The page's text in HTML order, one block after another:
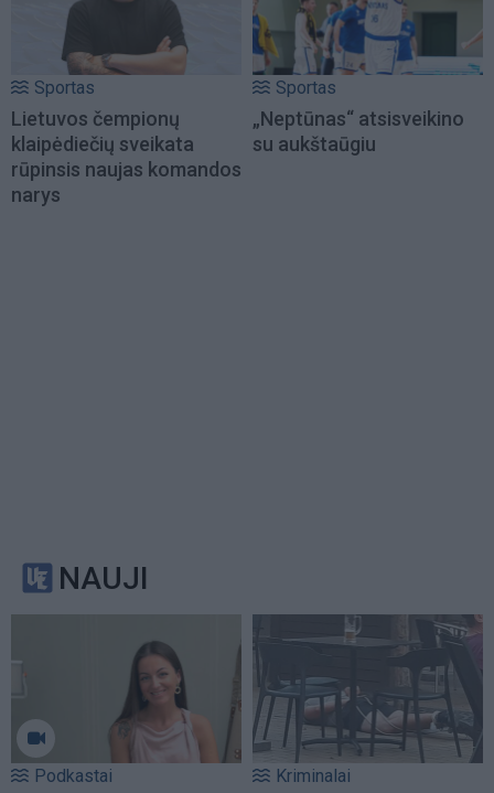
Sportas
Lietuvos čempionų
klaipėdiečių sveikata
rūpinsis naujas komandos
narys
Sportas
„Neptūnas“ atsisveikino
su aukštaūgiu
NAUJI
Podkastai Kriminalai